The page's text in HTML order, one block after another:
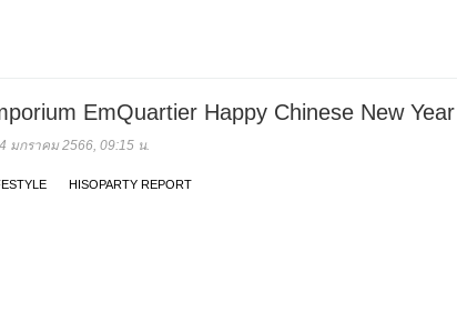
EmQuartier Happy Chinese New
มกราคม 2566, 09:15 น.
HISOPARTY REPORT